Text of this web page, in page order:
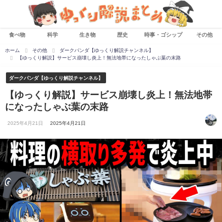
食べ物 科学 生き物 歴史 時事・ゴシップ その他
ホーム その他
ダークパンダ【ゆっくり解説チャンネル】
【ゆっくり解説】サービス崩壊し炎上！無法地帯になったしゃぶ葉の末路
ダークパンダ【ゆっくり解説チャンネル】
【ゆっくり解説】サービス崩壊し炎上！無法地帯
になったしゃぶ葉の末路
2025年4月21日 2025年4月21日